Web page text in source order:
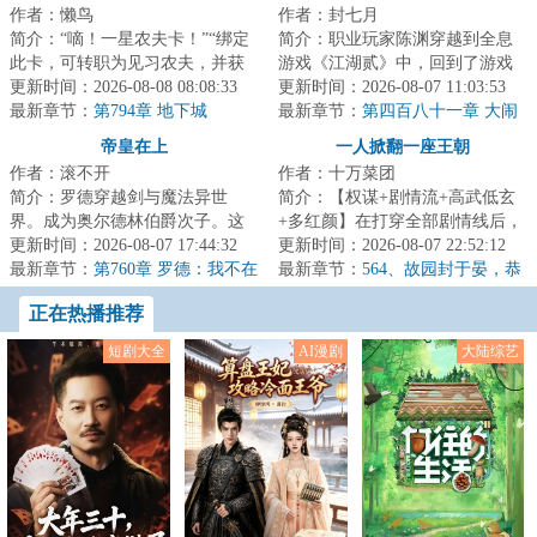
作者：懒鸟
简介：“嘀！一星农夫卡！”“绑定
此卡，可转职为见习农夫，并获
得职业天赋所耕种的土地肥沃度
被动增加%...
更新时间：2026-08-08 08:08:33
最新章节： 第794章 地下城
作者：封七月
简介：职业玩家陈渊穿越到全息
游戏《江湖贰》中，回到了游戏
刚开服时，成了新手村一个背景
板NPC。当陈渊...
更新时间：2026-08-07 11:03:53
最新章节： 第四百八十一章 大闹
寿宴，血流成河
帝皇在上
作者：滚不开
简介：罗德穿越剑与魔法异世
界。成为奥尔德林伯爵次子。这
个世界异族林立，高地的蛮族、
御兽的荒原人，甚...
更新时间：2026-08-07 17:44:32
最新章节： 第760章 罗德：我不在
乎
一人掀翻一座王朝
作者：十万菜团
简介：【权谋+剧情流+高武低玄
+多红颜】在打穿全部剧情线后，
李明夷穿越到了游戏《天下潮》
中，成为了刚...
更新时间：2026-08-07 22:52:12
最新章节： 564、故园封于晏，恭
正在热播推荐
短剧大全 AI漫剧 大陆综艺